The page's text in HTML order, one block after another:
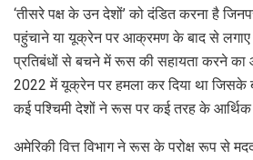
‘तीसरे पक्ष के उन देशों’ को दंडित करना है
पहुंचाने या यूक्रेन पर आक्रमण के बाद से लगाए
प्रतिबंधों से बचने में रूस की सहायता करने
2022 में यूक्रेन पर हमला कर दिया था जिसके
कई पश्चिमी देशों ने रूस पर कई तरह के आर्थिक
अमेरिकी वित्त विभाग ने रूस के परोक्ष रूप से